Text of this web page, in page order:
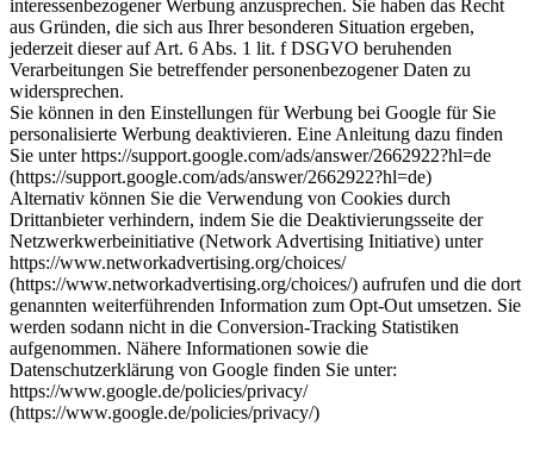
interessenbezogener Werbung anzusprechen. Sie haben das Recht
aus Gründen, die sich aus Ihrer besonderen Situation ergeben,
jederzeit dieser auf Art. 6 Abs. 1 lit. f DSGVO beruhenden
Verarbeitungen Sie betreffender personenbezogener Daten zu
widersprechen.
Sie können in den Einstellungen für Werbung bei Google für Sie
personalisierte Werbung deaktivieren. Eine Anleitung dazu finden
Sie unter https://support.google.com/ads/answer/2662922?hl=de
(https://support.google.com/ads/answer/2662922?hl=de)
Alternativ können Sie die Verwendung von Cookies durch
Drittanbieter verhindern, indem Sie die Deaktivierungsseite der
Netzwerkwerbeinitiative (Network Advertising Initiative) unter
https://www.networkadvertising.org/choices/
(https://www.networkadvertising.org/choices/) aufrufen und die dort
genannten weiterführenden Information zum Opt-Out umsetzen. Sie
werden sodann nicht in die Conversion-Tracking Statistiken
aufgenommen. Nähere Informationen sowie die
Datenschutzerklärung von Google finden Sie unter:
https://www.google.de/policies/privacy/
(https://www.google.de/policies/privacy/)